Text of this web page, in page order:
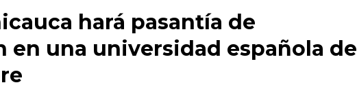
hará pasantía de
en una universidad española de